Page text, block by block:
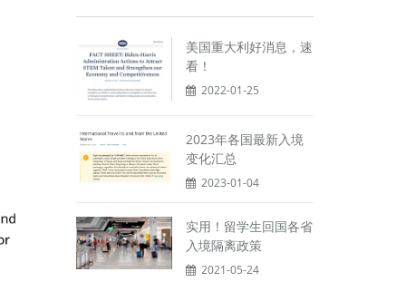
美国重大利好消息，速
看！
2022-01-25
2023年各国最新入境
变化汇总
2023-01-04
实用！留学生回国各省
入境隔离政策
2021-05-24